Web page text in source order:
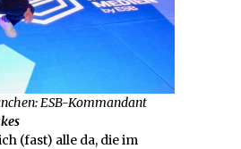
ESB-Kommandant
(fast) alle da, die im